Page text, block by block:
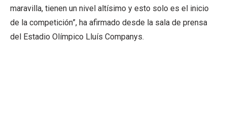
maravilla, tienen un nivel altísimo y esto solo es el inicio
de la competición”, ha afirmado desde la sala de prensa
del Estadio Olímpico Lluís Companys.